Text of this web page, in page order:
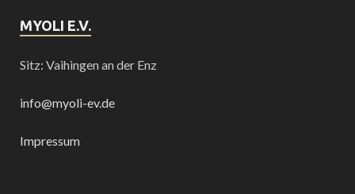
MYOLI E.V.
Sitz: Vaihingen an der Enz
info@myoli-ev.de
Impressum